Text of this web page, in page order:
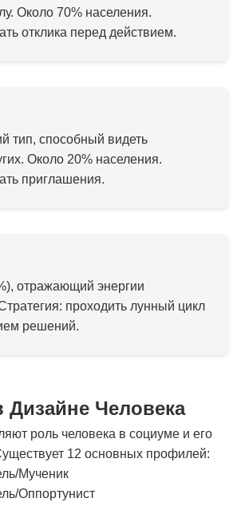
Около 70% населения.
отклика перед действием.
тип, способный видеть
Около 20% населения.
приглашения.
отражающий энергии
проходить лунный цикл
решений.
Человека
роль человека в социуме и его
12 основных профилей:
Мученик
Оппортунист